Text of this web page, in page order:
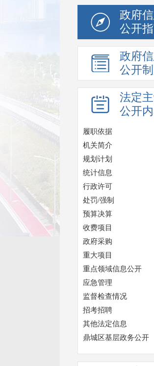
政府
公开
政府
公开
法定
公开
履职依据
机关简介
规划计划
统计信息
行政许可
处罚/强制
预算决算
收费项目
政府采购
重大项目
重点领域信息公开
应急管理
监督检查情况
招考招聘
其他法定信息
鼎城区基层政务公开